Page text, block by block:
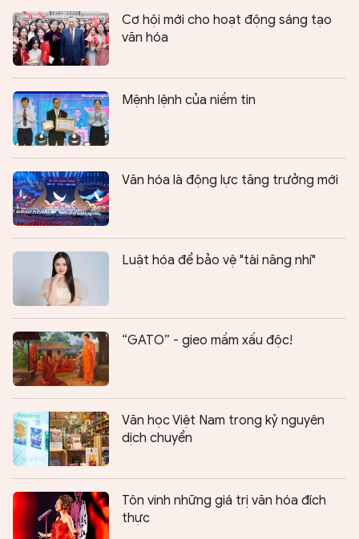
Cơ hội mới cho hoạt động sáng tạo
văn hóa
Mệnh lệnh của niềm tin
Văn hóa là động lực tăng trưởng mới
Luật hóa để bảo vệ "tài năng nhí"
“GATO” - gieo mầm xấu độc!
Văn học Việt Nam trong kỷ nguyên
dịch chuyển
Tôn vinh những giá trị văn hóa đích
thực